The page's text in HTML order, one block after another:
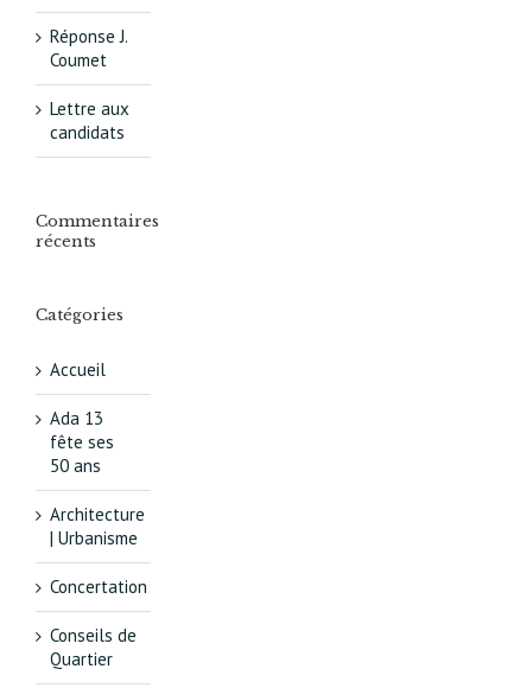
Réponse J.
Coumet
Lettre aux
candidats
Commentaires
récents
Catégories
Accueil
Ada 13
fête ses
50 ans
Architecture
| Urbanisme
Concertation
Conseils de
Quartier